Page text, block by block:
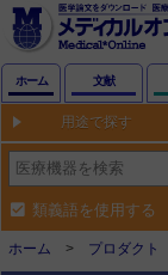
ホーム 文献
用途で探す
類義語を使用する
ホーム プロダクト